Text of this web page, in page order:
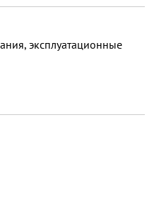
эксплуатационные